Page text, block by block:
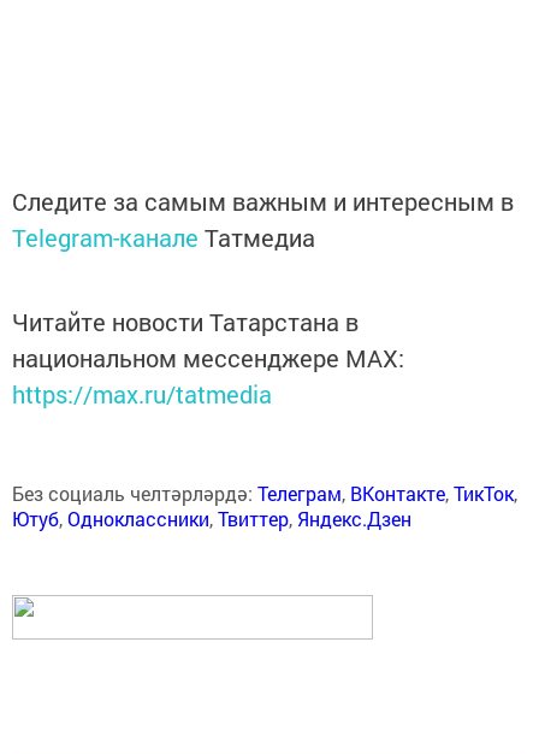
Следите за самым важным и интересным в
Telegram-канале Татмедиа
Читайте новости Татарстана в
национальном мессенджере MАХ:
https://max.ru/tatmedia
Без социаль челтәрләрдә: Телеграм, ВКонтакте,ТикТок,
Ютуб,Одноклассники,Твиттер, Яндекс.Дзен